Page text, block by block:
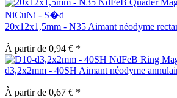
20x12x1,5mm - N35 Aimant néodyme
À partir de 0,94 € *
d3,2x2mm - 40SH Aimant néodyme
À partir de 0,67 € *